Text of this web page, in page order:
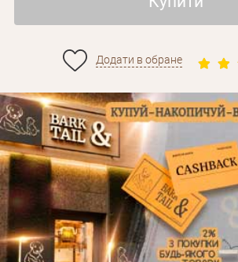
Додати в обране